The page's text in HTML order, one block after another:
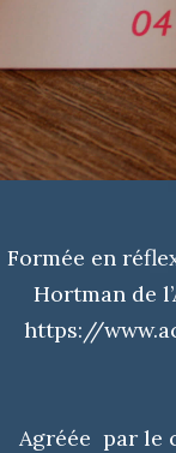
Formée en
Hortman de
https://
Agréée par le